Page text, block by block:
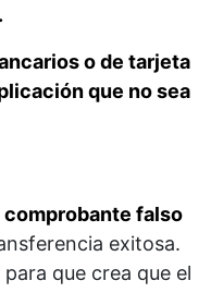
o de tarjeta
que no sea
comprobante falso
exitosa.
que crea que el